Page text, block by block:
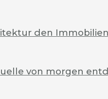
den
von morgen